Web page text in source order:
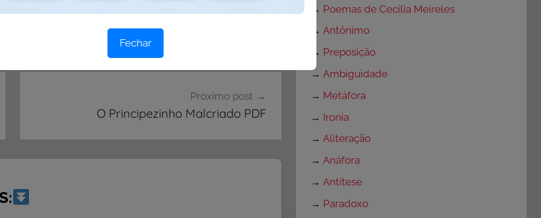
de texto
Próximo post
O Principezinho Malcriado PDF
→ Poemas de Cecília Meireles
→Antônimo
→ Preposição
→Ambiguidade
→ Metáfora
→ Ironia
→Aliteração
→Anáfora
→Antítese
→ Paradoxo
Fechar